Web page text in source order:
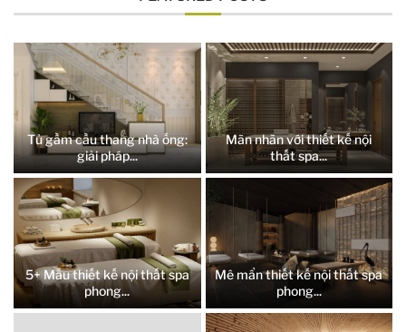
Tủ gầm cầu thang nhà ống:
giải pháp...
Mãn nhãn với thiết kế nội
thất spa...
5+ Mẫu thiết kế nội thất spa
phong...
Mê mẩn thiết kế nội thất spa
phong...